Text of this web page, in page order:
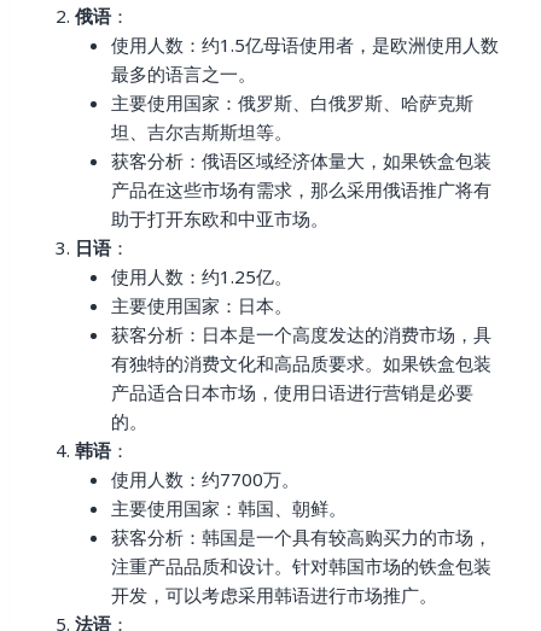
俄语 ：
使用人数：约1.5亿母语使用者，是欧洲使用人数
最多的语言之一。
主要使用国家：俄罗斯、白俄罗斯、哈萨克斯
坦、吉尔吉斯斯坦等。
获客分析：俄语区域经济体量大，如果铁盒包装
产品在这些市场有需求，那么采用俄语推广将有
助于打开东欧和中亚市场。
日语 ：
使用人数：约1.25亿。
主要使用国家：日本。
获客分析：日本是一个高度发达的消费市场，具
有独特的消费文化和高品质要求。如果铁盒包装
产品适合日本市场，使用日语进行营销是必要
的。
韩语 ：
使用人数：约7700万。
主要使用国家：韩国、朝鲜。
获客分析：韩国是一个具有较高购买力的市场，
注重产品品质和设计。针对韩国市场的铁盒包装
开发，可以考虑采用韩语进行市场推广。
法语 ：